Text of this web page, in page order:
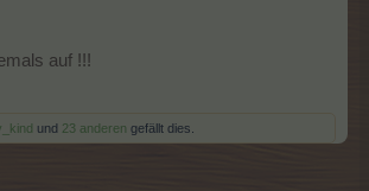
auf !!!
und 23 anderen gefällt dies.